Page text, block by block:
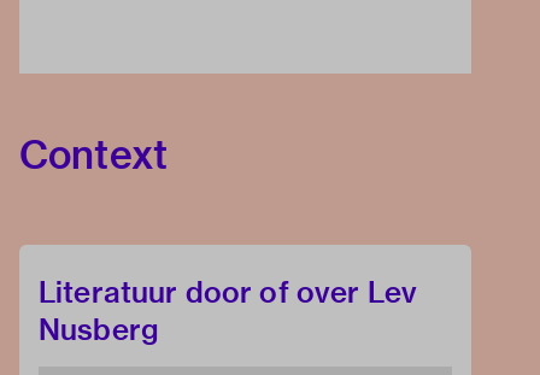
Context
Literatuur door of over Lev
Nusberg